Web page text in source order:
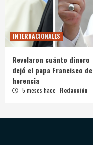
INTERNACIONALES
Revelaron cuánto dinero
dejó el papa Francisco de
herencia
5 meses hace Redacción